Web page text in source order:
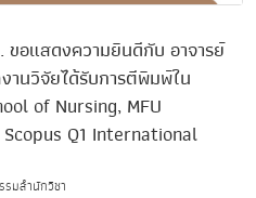
อแสดงความยินดีกับ อาจารย์
นวิจัยได้รับการตีพิมพ์ใน
of Nursing, MFU
Q1 International
มสำนักวิชา